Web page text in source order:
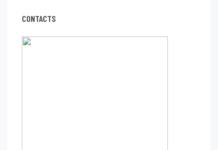
CONTACTS